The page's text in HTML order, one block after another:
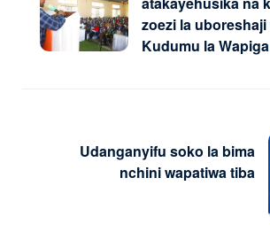
zoezi la
Kudumu la
Udanganyifu soko la bima
nchini wapatiwa tiba